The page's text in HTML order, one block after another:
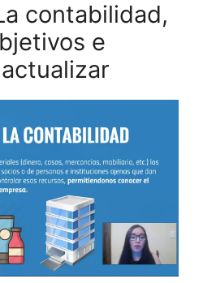
contabilidad,
e